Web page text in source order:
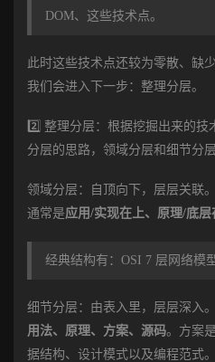
DOM、这些技术点。
此时这些技术点还较为零散、缺
我们会进入下一步：整理分层。
2️⃣ 整理分层：根据挖掘出来的
分层的思路，领域分层和细节分层
领域分层：自顶向下，层层关联
通常是应用/实现在上、原理/底层
经典结构有：OSI 7 层网络模
细节分层：由表入里，层层深入
用法、原理、方案、源码。方案
据结构、设计模式以及编程范式。